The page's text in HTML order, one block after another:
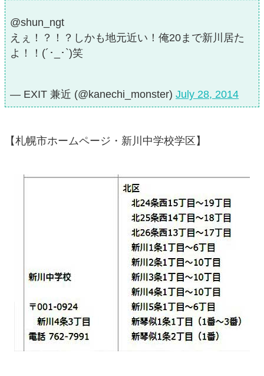
@shun_ngt
えぇ！？！？しかも地元近い！俺20まで新川居た
よ！！(´･_･`)笑
— EXIT 兼近 (@kanechi_monster) July 28, 2014
【札幌市ホームページ・新川中学校学区】